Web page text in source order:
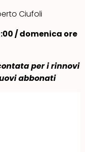
Ciufoli
/ domenica ore
per i rinnovi
abbonati